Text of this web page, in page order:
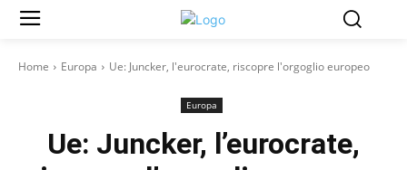
Home Europa Ue: Juncker, l'eurocrate, riscopre l'orgoglio europeo
Europa
Ue: Juncker, l’eurocrate,